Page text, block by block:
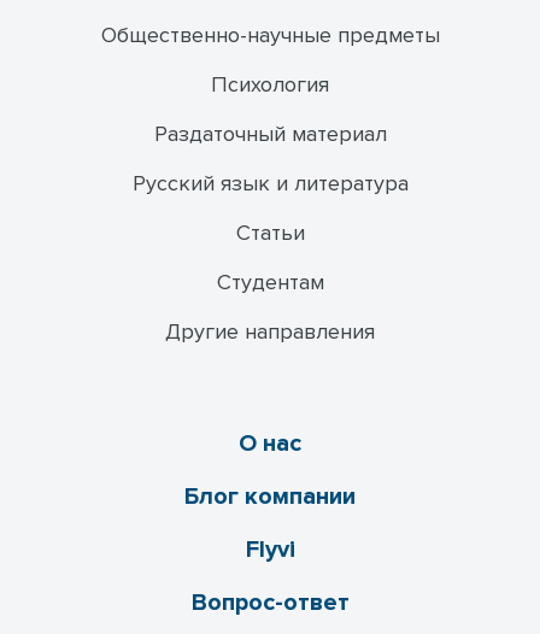
Общественно-научные предметы
Психология
Раздаточный материал
Русский язык и литература
Статьи
Студентам
Другие направления
О нас
Блог компании
Flyvi
Вопрос-ответ